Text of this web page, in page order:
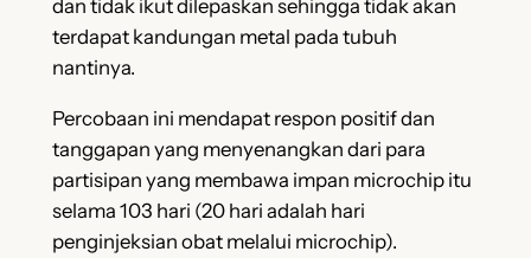
dan tidak ikut dilepaskan sehingga tidak akan
terdapat kandungan metal pada tubuh
nantinya.
Percobaan ini mendapat respon positif dan
tanggapan yang menyenangkan dari para
partisipan yang membawa impan microchip itu
selama 103 hari (20 hari adalah hari
penginjeksian obat melalui microchip).